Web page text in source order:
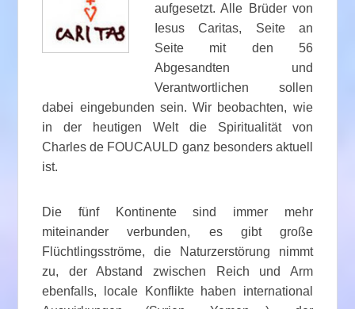
aufgesetzt. Alle Brüder von
Iesus Caritas, Seite an
Seite mit den 56
Abgesandten und
Verantwortlichen sollen
dabei eingebunden sein. Wir beobachten, wie
in der heutigen Welt die Spiritualität von
Charles de FOUCAULD ganz besonders aktuell
ist.
Die fünf Kontinente sind immer mehr
miteinander verbunden, es gibt große
Flüchtlingsströme, die Naturzerstörung nimmt
zu, der Abstand zwischen Reich und Arm
ebenfalls, locale Konflikte haben international